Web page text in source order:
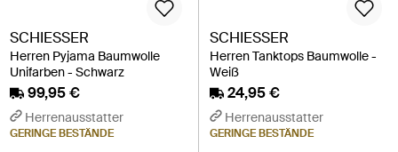
SCHIESSER
Herren Pyjama Baumwolle
Unifarben - Schwarz
99,95 €
Herrenausstatter
GERINGE BESTÄNDE
SCHIESSER
Herren Tanktops Baumwolle -
Weiß
24,95 €
Herrenausstatter
GERINGE BESTÄNDE